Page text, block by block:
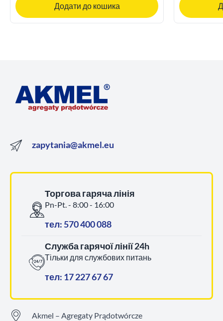
Додати до кошика
zapytania@akmel.eu
Торгова гаряча лінія
Pn-Pt. - 8:00 - 16:00
тел: 570 400 088
Служба гарячої лінії 24h
Тільки для службових питань
тел: 17 227 67 67
Akmel – Agregaty Prądotwórcze